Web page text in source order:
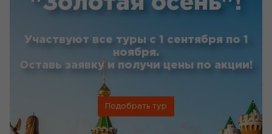
Участвуют все туры с 1 сентября по 1
ноября.
Оставь заявку и получи цены по акции!
Подобрать тур